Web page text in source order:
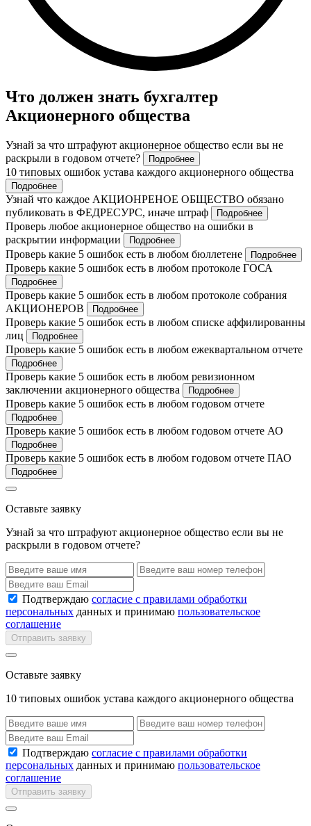
Что должен знать бухгалтер
Акционерного общества
Узнай за что штрафуют акционерное общество если вы не
раскрыли в годовом отчете?
Подробнее
10 типовых ошибок устава каждого акционерного общества
Подробнее
Узнай что каждое АКЦИОНРЕНОЕ ОБЩЕСТВО обязано
публиковать в ФЕДРЕСУРС, иначе штраф
Подробнее
Проверь любое акционерное общество на ошибки в
раскрытии информации
Подробнее
Проверь какие 5 ошибок есть в любом бюллетене Подробнее
Проверь какие 5 ошибок есть в любом протоколе ГОСА
Подробнее
Проверь какие 5 ошибок есть в любом протоколе собрания
АКЦИОНЕРОВ
Подробнее
Проверь какие 5 ошибок есть в любом списке аффилированны
лиц
Подробнее
Проверь какие 5 ошибок есть в любом ежеквартальном отчете
Подробнее
Проверь какие 5 ошибок есть в любом ревизионном
заключении акционерного общества
Подробнее
Проверь какие 5 ошибок есть в любом годовом отчете
Подробнее
Проверь какие 5 ошибок есть в любом годовом отчете АО
Подробнее
Проверь какие 5 ошибок есть в любом годовом отчете ПАО
Подробнее
Оставьте заявку
Узнай за что штрафуют акционерное общество если вы не
раскрыли в годовом отчете?
Подтверждаю согласие с правилами обработки
персональных данных и принимаю пользовательское
соглашение
Отправить заявку
Оставьте заявку
10 типовых ошибок устава каждого акционерного общества
Подтверждаю согласие с правилами обработки
персональных данных и принимаю пользовательское
соглашение
Отправить заявку